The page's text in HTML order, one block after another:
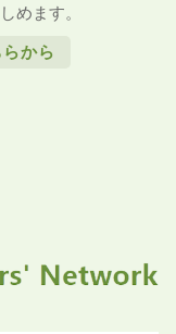
めます。
から